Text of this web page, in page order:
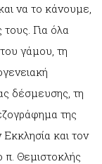
να το κάνουμε,
Για όλα
γάμου, τη
δέσμευσης, τη
της
και τον
π. Θεμιστοκλής